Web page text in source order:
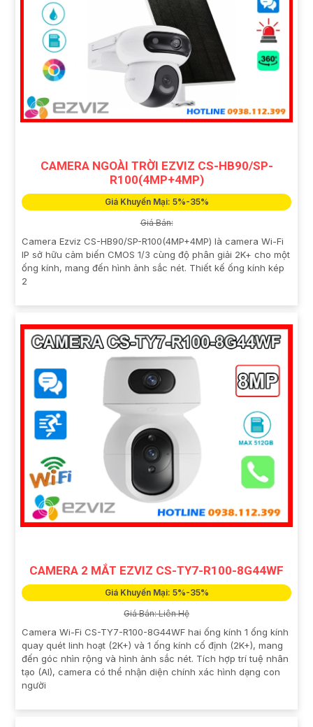
CAMERA NGOÀI TRỜI EZVIZ CS-HB90/SP-
R100(4MP+4MP)
Giá Khuyến Mại: 5%-35%
Giá Bán:
Camera Ezviz CS-HB90/SP-R100(4MP+4MP) là camera Wi-Fi
IP sở hữu cảm biến CMOS 1/3 cùng độ phân giải 2K+ cho một
ống kính, mang đến hình ảnh sắc nét. Thiết kế ống kính kép
2
CAMERA 2 MẮT EZVIZ CS-TY7-R100-8G44WF
Giá Khuyến Mại: 5%-35%
Giá Bán: Liên Hệ
Camera Wi-Fi CS-TY7-R100-8G44WF hai ống kính 1 ống kính
quay quét linh hoạt (2K+) và 1 ống kính cố định (2K+), mang
đến góc nhìn rộng và hình ảnh sắc nét. Tích hợp trí tuệ nhân
tạo (AI), camera có thể nhận diện chính xác hình dạng con
người